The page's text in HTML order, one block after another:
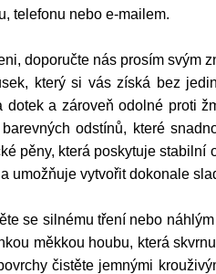
telefonu nebo e-mailem.
doporučte nás prosím svým
který si vás získá bez
a zároveň odolné proti
odstínů, které
pěny, která poskytuje
umožňuje vytvořit dokonale
se silnému tření nebo
měkkou houbu, která
čistěte jemnými